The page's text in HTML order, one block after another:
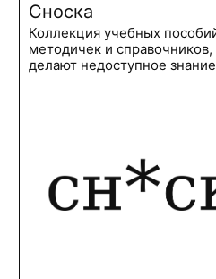
Сноска
Коллекция учебных
методичек и
делают недоступное